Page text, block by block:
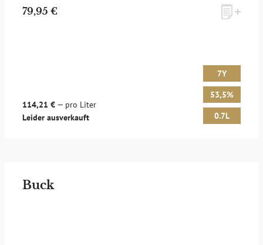
79,95 €
114,21 € — pro Liter
Leider ausverkauft
7Y
53,5%
0.7L
Buck